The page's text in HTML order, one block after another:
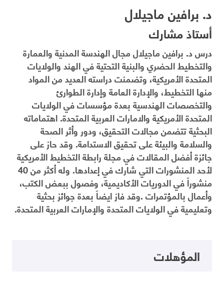
د. برافين ماجيلال
أستاذ مشارك
درس د. برافين ماجيلال مجال الهندسة المدنية والعمارة
والتخطيط الحضري والبنية التحتية في الهند والولايات
المتحدة الأمريكية، وتضمنت دراسته العديد من المواد
منها التخطيط، والإدارة العامة وإدارة الطوارئ
والتخصصات الهندسية بعدة مؤسسات في الولايات
المتحدة الأمريكية والامارات العربية المتحدة. اهتماماته
البحثية تتضمن مجالات التحقيق، ودور وأثر الصحة
والسلامة والبيئة على تحقيق الاستدامة. وقد حاز على
جائزة أفضل المقالات في مجلة رابطة التخطيط الأمريكية
لأحد المنشورات التي شارك في إعدادها. وله أكثر من 40
منشوراً في الدوريات الأكاديمية، وفصول ببعض الكتب،
وأعمال بالمؤتمرات .وقد فاز ايضاً بعدة جوائز بحثية
وتعليمية في الولايات المتحدة والإمارات العربية المتحدة.
المؤهلات